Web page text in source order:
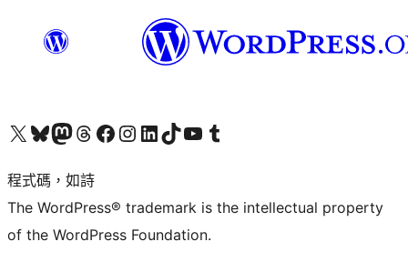
查看我們的 X (之前的 Twitter) 帳號造訪我們的 Bluesky 帳號造訪我們的 Mastodon 帳號造訪我們的 Threads 帳號 造訪我們的 Facebook 粉絲專頁Visit our Instagram account
Visit our LinkedIn account
造訪我們的 TikTok 帳號Visit our YouTube channel
造訪我們的 Tumblr 帳號
程式碼，如詩
The WordPress® trademark is the intellectual property
of the WordPress Foundation.